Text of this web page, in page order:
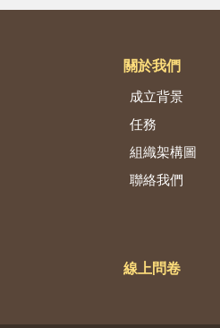
關於我們
成立背景
任務
組織架構圖
聯絡我們
線上問卷